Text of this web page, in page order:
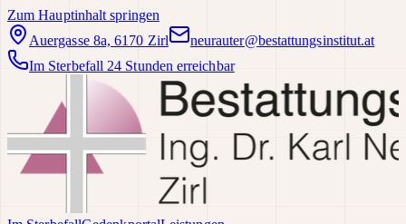
Zum Hauptinhalt springen
Auergasse 8a, 6170 Zirl
neurauter@bestattungsinstitut.at
Im Sterbefall 24 Stunden erreichbar